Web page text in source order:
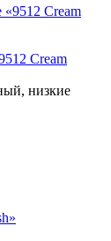
Cream
низкие